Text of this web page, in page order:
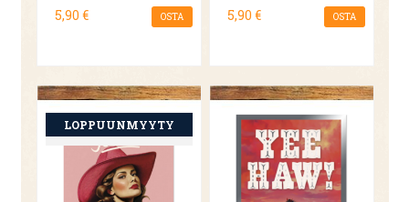
5,90 € OSTA 5,90 € OSTA